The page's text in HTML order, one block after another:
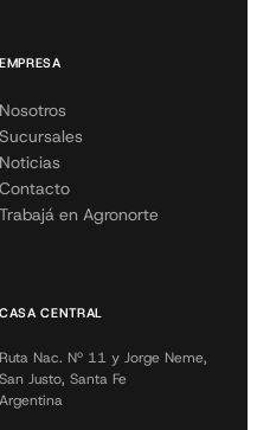
EMPRESA
Nosotros
Sucursales
Noticias
Contacto
Trabajá en Agronorte
CASA CENTRAL
Ruta Nac. Nº 11 y Jorge Neme,
San Justo, Santa Fe
Argentina